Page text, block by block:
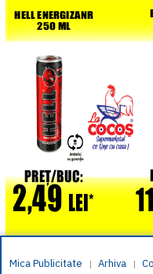
Mica Publicitate | Arhiva |